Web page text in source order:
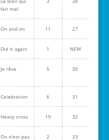
fait mal
On and on 11 27
Did it again 1 NEW
Je rêve 5 30
Celebration 6 31
Heavy cross 19 32
On n'est pas
2 33